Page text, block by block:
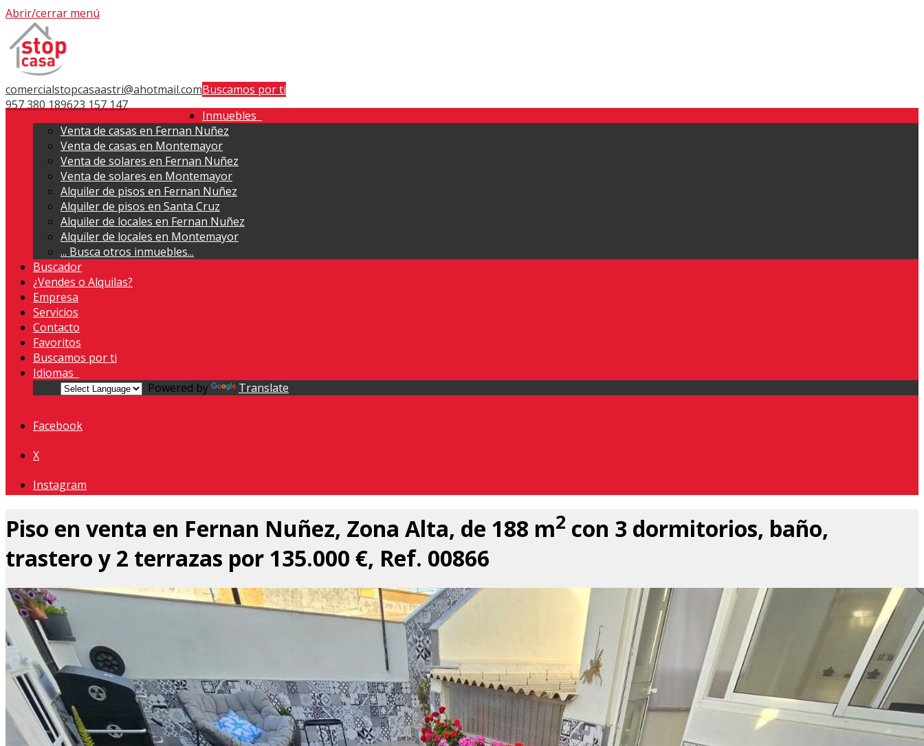
Abrir/cerrar menú
comercialstopcasaastri@ahotmail.com
957 380 189623 157 147
Buscamos por ti
Inmuebles
Venta de casas en Fernan Nuñez
Venta de casas en Montemayor
Venta de solares en Fernan Nuñez
Venta de solares en Montemayor
Alquiler de pisos en Fernan Nuñez
Alquiler de pisos en Santa Cruz
Alquiler de locales en Fernan Nuñez
Alquiler de locales en Montemayor
... Busca otros inmuebles...
Buscador
¿Vendes o Alquilas?
Empresa
Servicios
Contacto
Favoritos
Buscamos por ti
Idiomas
Powered by
Translate
Facebook
X
Instagram
Piso en venta en Fernan Nuñez, Zona Alta, de 188 m2 con 3 dormitorios, baño,
trastero y 2 terrazas por 135.000 €, Ref. 00866